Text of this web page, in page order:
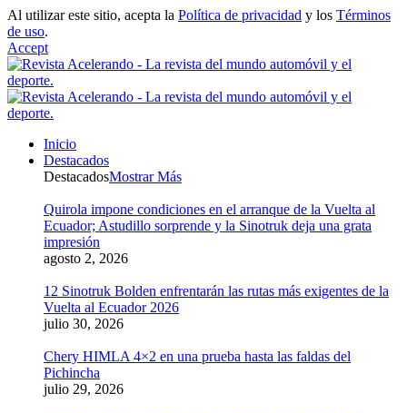
Al utilizar este sitio, acepta la Política de privacidad y los Términos
de uso.
Accept
Inicio
Destacados
DestacadosMostrar Más
Quirola impone condiciones en el arranque de la Vuelta al
Ecuador; Astudillo sorprende y la Sinotruk deja una grata
impresión
agosto 2, 2026
12 Sinotruk Bolden enfrentarán las rutas más exigentes de la
Vuelta al Ecuador 2026
julio 30, 2026
Chery HIMLA 4×2 en una prueba hasta las faldas del
Pichincha
julio 29, 2026